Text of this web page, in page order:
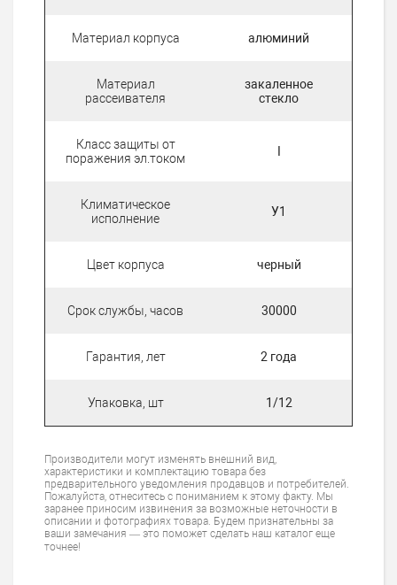
Материал корпуса алюминий
Материал
рассеивателя
закаленное
стекло
Класс защиты от
поражения эл.током
Климатическое
исполнение
У1
Цвет корпуса черный
Срок службы, часов 30000
Гарантия, лет 2 года
Упаковка, шт 1/12
Производители могут изменять внешний вид,
характеристики и комплектацию товара без
предварительного уведомления продавцов и потребителей.
Пожалуйста, отнеситесь с пониманием к этому факту. Мы
заранее приносим извинения за возможные неточности в
описании и фотографиях товара. Будем признательны за
ваши замечания — это поможет сделать наш каталог еще
точнее!